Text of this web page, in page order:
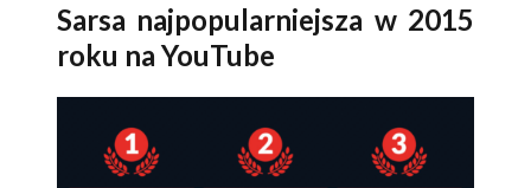
Sarsa najpopularniejsza w 2015
roku na YouTube